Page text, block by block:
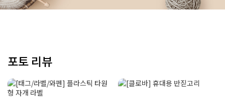
포토 리뷰